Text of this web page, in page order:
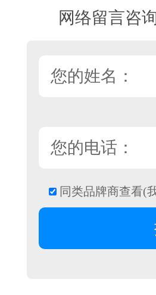
网络留言咨
同类品牌商查看(